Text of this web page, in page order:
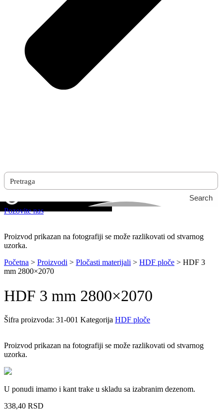
Search
Pozovite nas
Proizvod prikazan na fotografiji se može razlikovati od stvarnog
uzorka.
Početna > Proizvodi > Pločasti materijali > HDF ploče > HDF 3
mm 2800×2070
HDF 3 mm 2800×2070
Šifra proizvoda: 31-001 Kategorija HDF ploče
Proizvod prikazan na fotografiji se može razlikovati od stvarnog
uzorka.
U ponudi imamo i kant trake u skladu sa izabranim dezenom.
338,40 RSD